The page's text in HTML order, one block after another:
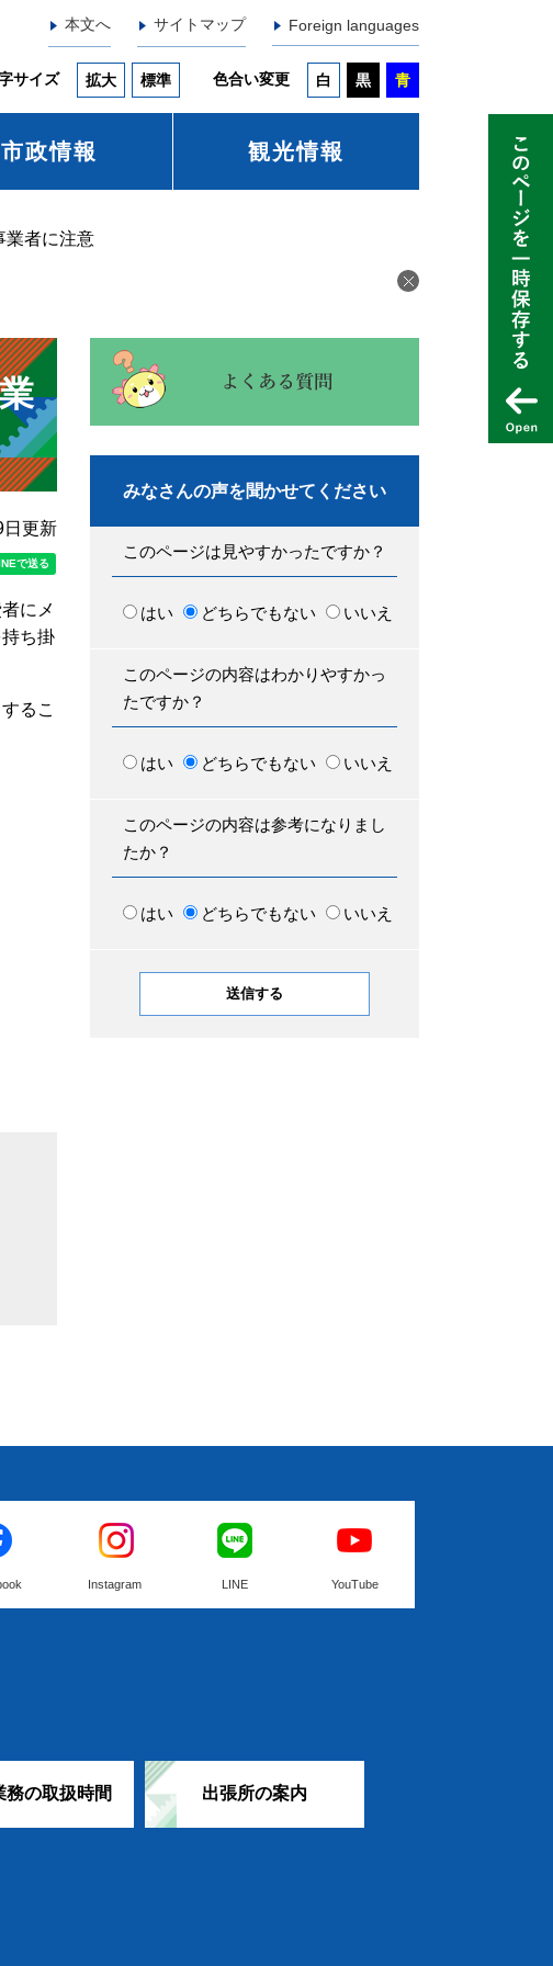
本文へ サイトマップ Foreign languages
サイズ 拡大 標準 色合い変更 白 黒 青
市政情報 観光情報
業者に注意
日更新
にメ
ち掛
るこ
みなさんの声を聞かせてください
このページは見やすかったですか？
はい どちらでもない いいえ
このページの内容はわかりやすかっ
たですか？
はい どちらでもない いいえ
このページの内容は参考になりまし
たか？
はい どちらでもない いいえ
Instagram LINE YouTube
務の取扱時間 出張所の案内